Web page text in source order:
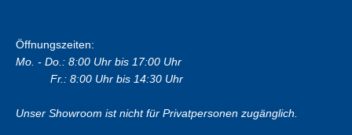
Öffnungszeiten:
Mo. - Do.: 8:00 Uhr bis 17:00 Uhr
Fr.: 8:00 Uhr bis 14:30 Uhr
Unser Showroom ist nicht für Privatpersonen zugänglich.